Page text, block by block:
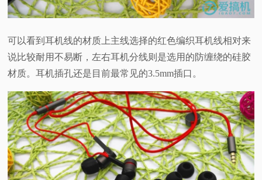
可以看到耳机线的材质上主线选择的红色编织耳机线相对来
说比较耐用不易断，左右耳机分线则是选用的防缠绕的硅胶
材质。耳机插孔还是目前最常见的3.5mm插口。